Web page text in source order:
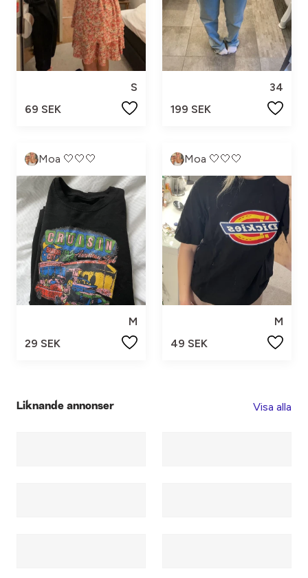
S
69 SEK
34
199 SEK
Moa 🤍🤍🤍
M
29 SEK
Moa 🤍🤍🤍
M
49 SEK
Liknande annonser Visa alla